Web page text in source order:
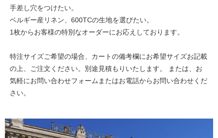
手差し穴をつけたい。
ベルギー産リネン、600TCの生地を選びたい。
1枚からお客様の特別なオーダーにお応えしております。
特注サイズご希望の場合、カートの備考欄にお希望サイズお記載
の上、ご注文ください。別途見積もりいたします。 または、お
気軽にお問い合わせフォームまたはお電話からお問い合わせくだ
さい。